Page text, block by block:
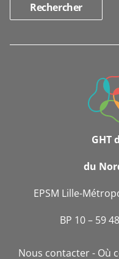
GHT
du
EPSM Lille-
BP 10 – 59
Nous contacter Où